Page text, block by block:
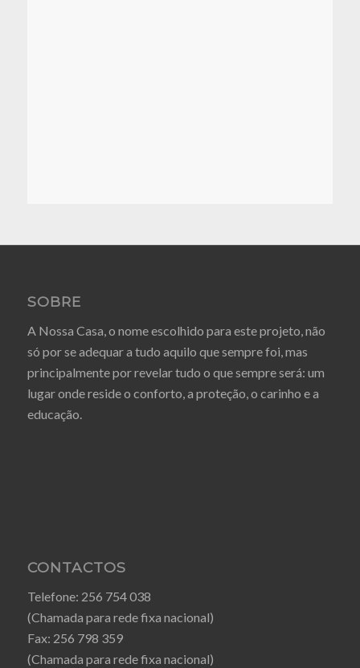
SOBRE
A Nossa Casa, o nome escolhido para este projeto, não
só por se adequar a tudo aquilo que sempre foi, mas
principalmente por revelar tudo o que sempre será: um
lugar onde reside o conforto, a proteção, o carinho e a
educação.
CONTACTOS
Telefone: 256 754 038
(Chamada para rede fixa nacional)
Fax: 256 798 359
(Chamada para rede fixa nacional)